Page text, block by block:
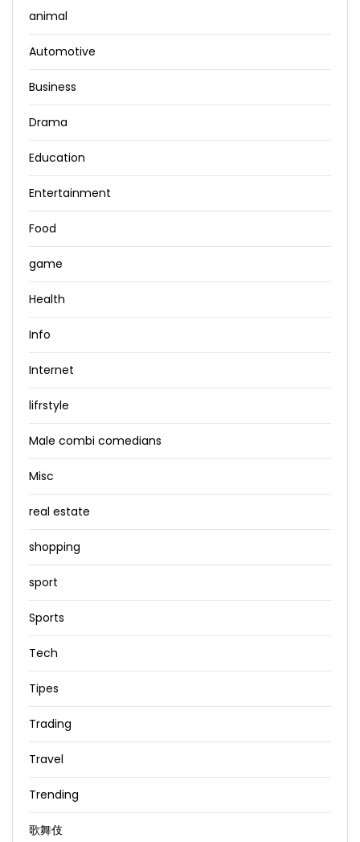
animal
Automotive
Business
Drama
Education
Entertainment
Food
game
Health
Info
Internet
lifrstyle
Male combi comedians
Misc
real estate
shopping
sport
Sports
Tech
Tipes
Trading
Travel
Trending
歌舞伎